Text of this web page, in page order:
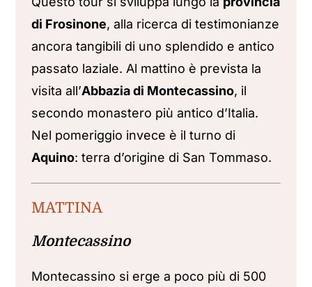
di Frosinone, alla ricerca di testimonianze
ancora tangibili di uno splendido e antico
passato laziale. Al mattino è prevista la
visita all’Abbazia di Montecassino, il
secondo monastero più antico d’Italia.
Nel pomeriggio invece è il turno di
Aquino: terra d’origine di San Tommaso.
MATTINA
Montecassino
Montecassino si erge a poco più di 500